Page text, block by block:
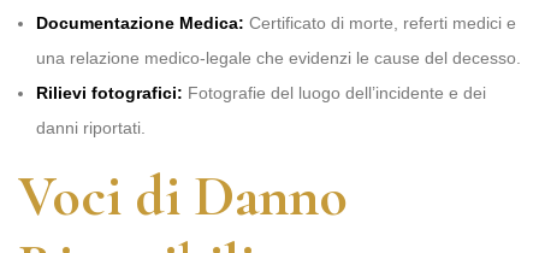
Documentazione Medica: Certificato di morte, referti medici e
una relazione medico-legale che evidenzi le cause del decesso.
Rilievi fotografici: Fotografie del luogo dell’incidente e dei
danni riportati.
Voci di Danno